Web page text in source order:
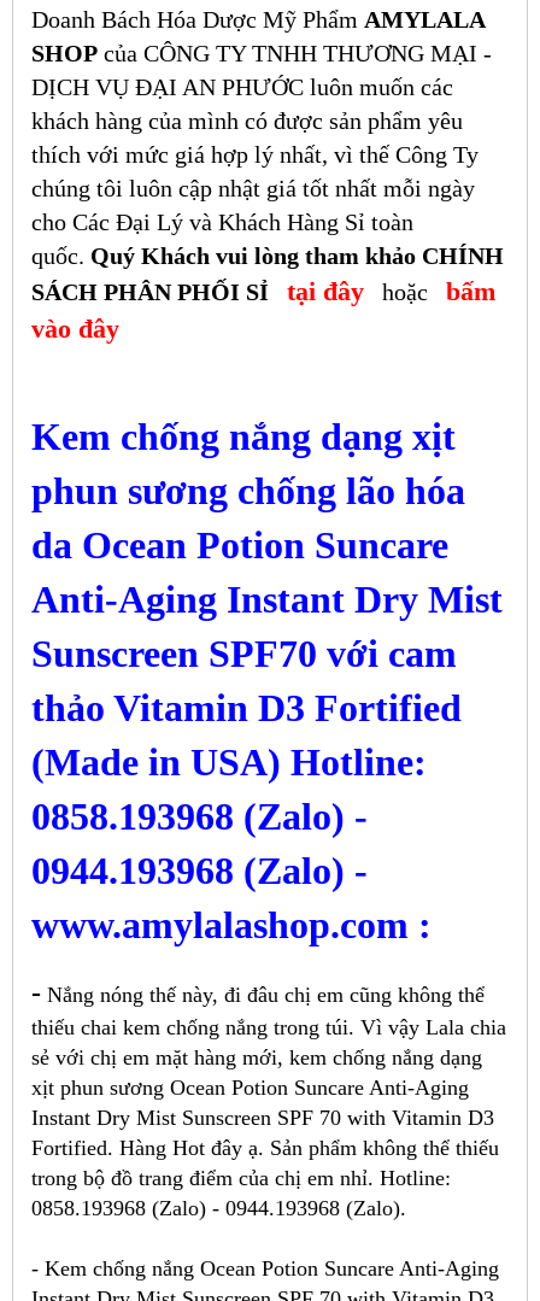
Doanh Bách Hóa Dược Mỹ Phẩm AMYLALA
SHOP của CÔNG TY TNHH THƯƠNG MẠI -
DỊCH VỤ ĐẠI AN PHƯỚC luôn muốn các
khách hàng của mình có được sản phẩm yêu
thích với mức giá hợp lý nhất, vì thế Công Ty
chúng tôi luôn cập nhật giá tốt nhất mỗi ngày
cho Các Đại Lý và Khách Hàng Sỉ toàn
quốc. Quý Khách vui lòng tham khảo CHÍNH
SÁCH PHÂN PHỐI SỈ
tại đây hoặc bấm
vào đây
Kem chống nắng dạng xịt
phun sương chống lão hóa
da Ocean Potion Suncare
Anti-Aging Instant Dry Mist
Sunscreen SPF70 với cam
thảo Vitamin D3 Fortified
(Made in USA) Hotline:
0858.193968 (Zalo) -
0944.193968 (Zalo) -
www.amylalashop.com :
- Nắng nóng thế này, đi đâu chị em cũng không thể
thiếu chai kem chống nắng trong túi. Vì vậy Lala chia
sẻ với chị em mặt hàng mới, kem chống nắng dạng
xịt phun sương Ocean Potion Suncare Anti-Aging
Instant Dry Mist Sunscreen SPF 70 with Vitamin D3
Fortified. Hàng Hot đây ạ. Sản phẩm không thể thiếu
trong bộ đồ trang điểm của chị em nhỉ. Hotline:
0858.193968 (Zalo) - 0944.193968 (Zalo).
- Kem chống nắng Ocean Potion Suncare Anti-Aging